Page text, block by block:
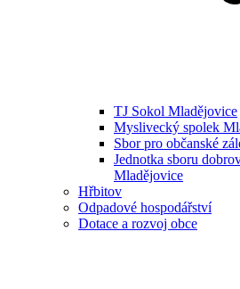
TJ Sokol Mladějovice
Myslivecký spolek
Sbor pro občanské
Jednotka sboru
Mladějovice
Hřbitov
Odpadové hospodářství
Dotace a rozvoj obce